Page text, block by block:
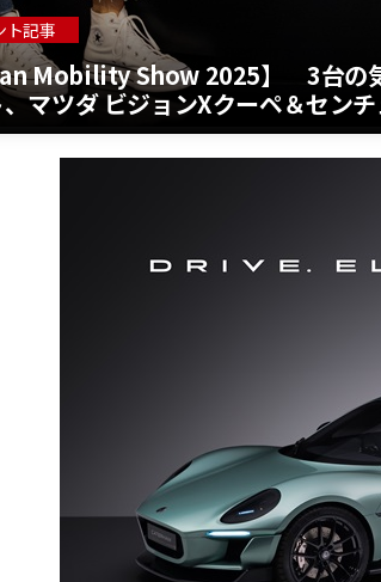
ト記事
Mobility Show 2025】 3台の
マツダ ビジョンXクーペ＆セン